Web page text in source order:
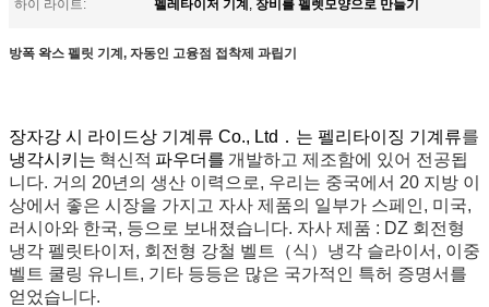
하이 라이트:
,
방폭 왁스 펠릿 기계, 자동인 고융점 접착제 과립기
장자강 시 라이드상 기계류 Co., Ltd．는 펠리타이징 기계류를
냉각시키는 혁신적 파우더를 개발하고 제조함에 있어 전공됩
니다. 거의 20년의 생산 이력으로, 우리는 중국에서 20 지방 이
상에서 좋은 시장을 가지고 자사 제품의 일부가 스페인, 미국,
러시아와 한국, 등으로 보내졌습니다. 자사 제품 : DZ 회전형
냉각 펠릿타이저, 회전형 강철 벨트（식）냉각 슬라이서, 이중
벨트 쿨링 유니트, 기타 등등은 많은 국가적인 특허 증명서를
얻었습니다.